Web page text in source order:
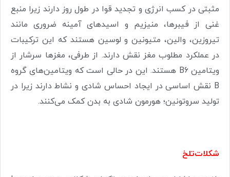
مثبتی در کسب انرژی و تجدید قوا در طول روز دارند زیرا منبع
غنی از فیبرها، منیزیم و اسیدهای آمینه ضروری مانند
تیروزین، والین، متیونین و لوسین هستند که این ترکیبات
در عملکرد مطلوب مغز نقش دارند. از طرفی، مغزها سرشار از
ویتامین B6 هستند. این در حالی است که ویتامین‌های گروه
B نقش اساسی در ایجاد احساس شادی و نشاط دارند زیرا در
تولید سروتونین؛ هورمون شادی به بدن کمک می‌کنند.
شکلات‌تلخ